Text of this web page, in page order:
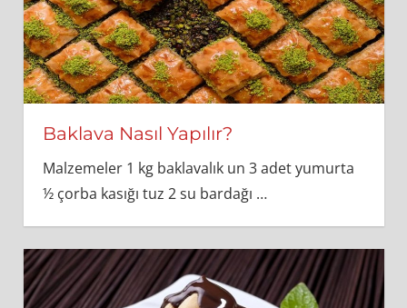
Baklava Nasıl Yapılır?
Malzemeler 1 kg baklavalık un 3 adet yumurta
½ çorba kasığı tuz 2 su bardağı …